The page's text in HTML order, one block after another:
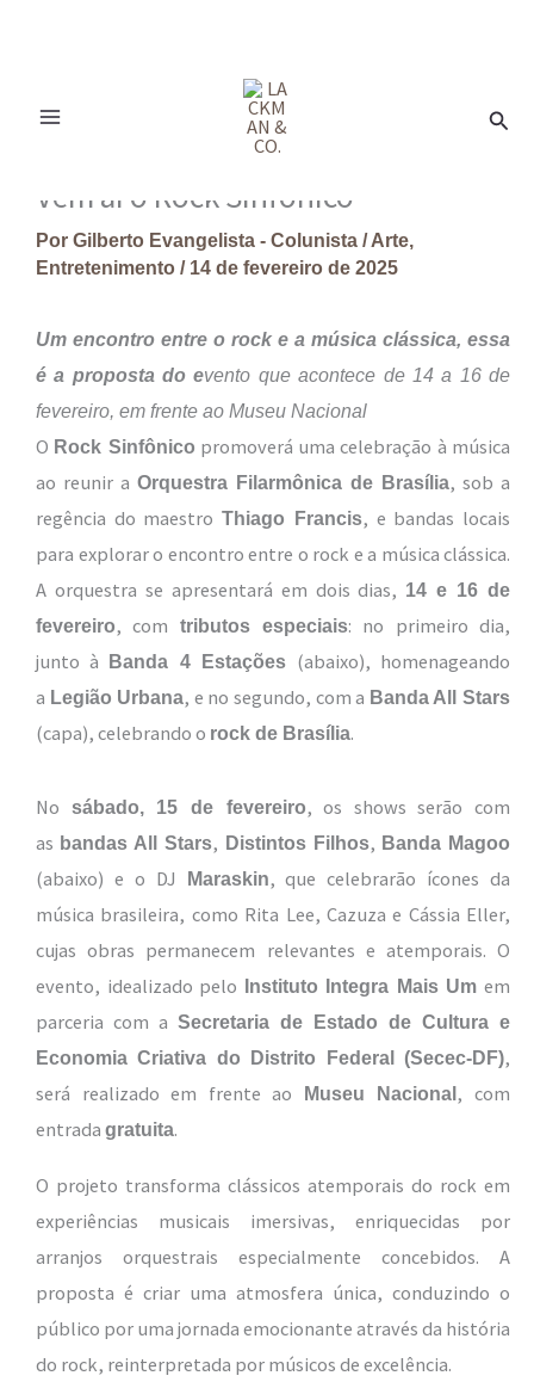
Vem aí o Rock Sinfônico
Por Gilberto Evangelista - Colunista /Arte,
Entretenimento / 14 de fevereiro de 2025
Um encontro entre o rock e a música clássica, essa
é a proposta do evento que acontece de 14 a 16 de
fevereiro, em frente ao Museu Nacional
O Rock Sinfônico promoverá uma celebração à música
ao reunir a Orquestra Filarmônica de Brasília, sob a
regência do maestroThiago Francis, e bandas locais
para explorar o encontro entre o rock e a música clássica.
A orquestra se apresentará em dois dias, 14 e 16 de
fevereiro, com tributos especiais: no primeiro dia,
junto à Banda 4 Estações (abaixo), homenageando
a Legião Urbana, e no segundo, com a Banda All Stars
(capa), celebrando o rock de Brasília.
No sábado, 15 de fevereiro, os shows serão com
as bandas All Stars, Distintos Filhos, Banda Magoo
(abaixo) e o DJ Maraskin, que celebrarão ícones da
música brasileira, como Rita Lee, Cazuza e Cássia Eller,
cujas obras permanecem relevantes e atemporais. O
evento, idealizado pelo
Instituto Integra Mais Um em
parceria com a Secretaria de Estado de Cultura e
Economia Criativa do Distrito Federal (Secec-DF),
será realizado em frente ao
Museu Nacional , com
entrada gratuita.
O projeto transforma clássicos atemporais do rock em
experiências musicais imersivas, enriquecidas por
arranjos orquestrais especialmente concebidos. A
proposta é criar uma atmosfera única, conduzindo o
público por uma jornada emocionante através da história
do rock, reinterpretada por músicos de excelência.